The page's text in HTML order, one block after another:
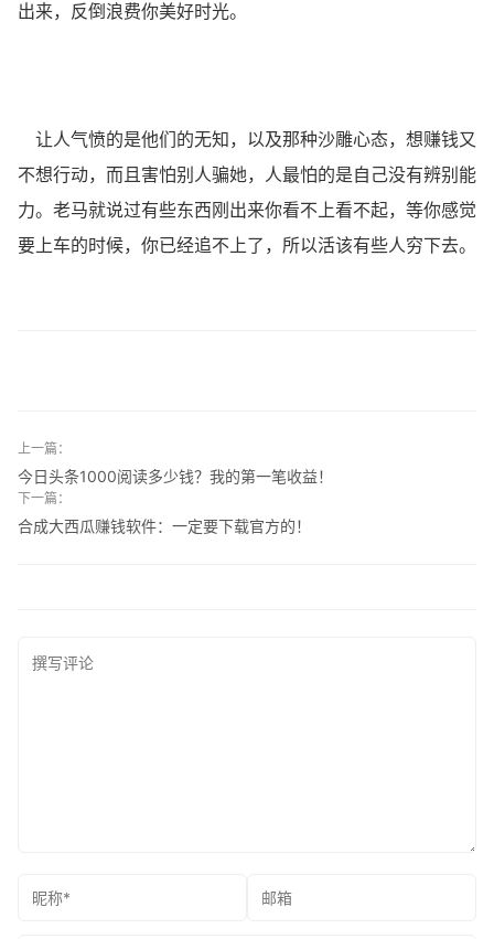
出来，反倒浪费你美好时光。
让人气愤的是他们的无知，以及那种沙雕心态，想赚钱又
不想行动，而且害怕别人骗她，人最怕的是自己没有辨别能
力。老马就说过有些东西刚出来你看不上看不起，等你感觉
要上车的时候，你已经追不上了，所以活该有些人穷下去。
上一篇：
今日头条1000阅读多少钱？我的第一笔收益！
下一篇：
合成大西瓜赚钱软件：一定要下载官方的！